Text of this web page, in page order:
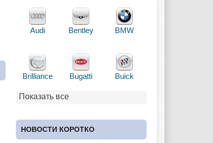
Audi Bentley BMW
Brilliance Bugatti Buick
Cadillac Chery Chevrolet
Показать все
НОВОСТИ КОРОТКО